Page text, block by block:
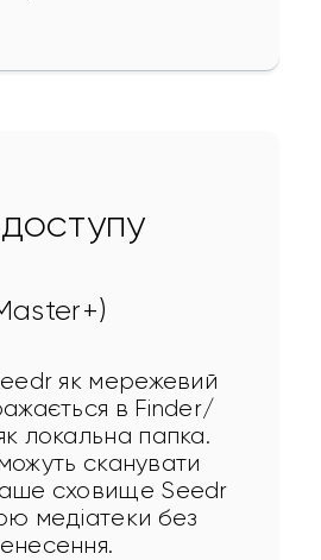
як мережевий
в Finder/
локальна папка.
сканувати
сховище Seedr
медіатеки без